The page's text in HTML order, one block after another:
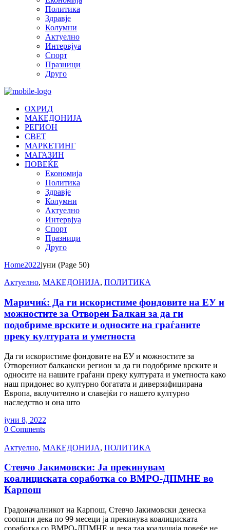
Политика
Здравје
Колумни
Актуелно
Интервјуа
Спорт
Празници
Друго
ОХРИД
МАКЕДОНИЈА
РЕГИОН
СВЕТ
МАРКЕТИНГ
МАГАЗИН
ПОВЕЌЕ
Економија
Политика
Здравје
Колумни
Актуелно
Интервјуа
Спорт
Празници
Друго
Home2022јуни (Page 50)
Актуелно, МАКЕДОНИЈА, ПОЛИТИКА
Маричиќ: Да ги искористиме фондовите на ЕУ и
можностите за Отворен Балкан за да ги
подобриме врските и односите на граѓаните
преку културата и уметноста
Да ги искористиме фондовите на ЕУ и можностите за
Отворениот балкански регион за да ги подобриме врските и
односите на нашите граѓани преку културата и уметноста како
наш придонес во културно богатата и диверзифицирана
Европа, вклучително и славејќи го нашето културно
наследство и она што
јуни 8, 2022
0 Comments
Актуелно, МАКЕДОНИЈА, ПОЛИТИКА
Стевчо Јакимовски: Ја прекинувам
коалициската соработка со ВМРО-ДПМНЕ во
Карпош
Градоначалникот на Карпош, Стевчо Јакимовски денеска
соопшти дека по 99 месеци ја прекинува коалициската
соработка со ВМРО-ДПМНЕ и дека таа коалиција повеќе не